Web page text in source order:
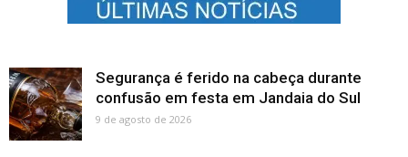
Segurança é ferido na cabeça durante
confusão em festa em Jandaia do Sul
9 de agosto de 2026